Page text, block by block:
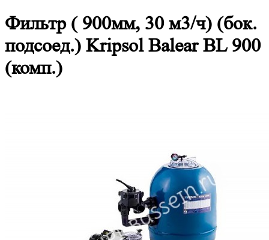
Фильтр ( 900мм, 30 м3/ч) (бок.
подсоед.) Kripsol Balear BL 900
(комп.)